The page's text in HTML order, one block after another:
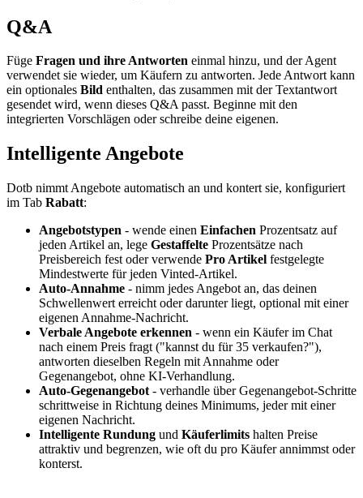
Q&A
Füge Fragen und ihre Antworten einmal hinzu, und der Agent
verwendet sie wieder, um Käufern zu antworten. Jede Antwort kann
ein optionales Bild enthalten, das zusammen mit der Textantwort
gesendet wird, wenn dieses Q&A passt. Beginne mit den
integrierten Vorschlägen oder schreibe deine eigenen.
Intelligente Angebote
Dotb nimmt Angebote automatisch an und kontert sie, konfiguriert
im Tab Rabatt:
Angebotstypen - wende einen Einfachen Prozentsatz auf
jeden Artikel an, lege Gestaffelte Prozentsätze nach
Preisbereich fest oder verwende Pro Artikel festgelegte
Mindestwerte für jeden Vinted-Artikel.
Auto-Annahme - nimm jedes Angebot an, das deinen
Schwellenwert erreicht oder darunter liegt, optional mit einer
eigenen Annahme-Nachricht.
Verbale Angebote erkennen - wenn ein Käufer im Chat
nach einem Preis fragt ("kannst du für 35 verkaufen?"),
antworten dieselben Regeln mit Annahme oder
Gegenangebot, ohne KI-Verhandlung.
Auto-Gegenangebot - verhandle über Gegenangebot-Schritte
schrittweise in Richtung deines Minimums, jeder mit einer
eigenen Nachricht.
Intelligente Rundung und Käuferlimits halten Preise
attraktiv und begrenzen, wie oft du pro Käufer annimmst oder
konterst.